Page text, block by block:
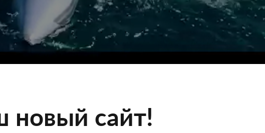
новый сайт!